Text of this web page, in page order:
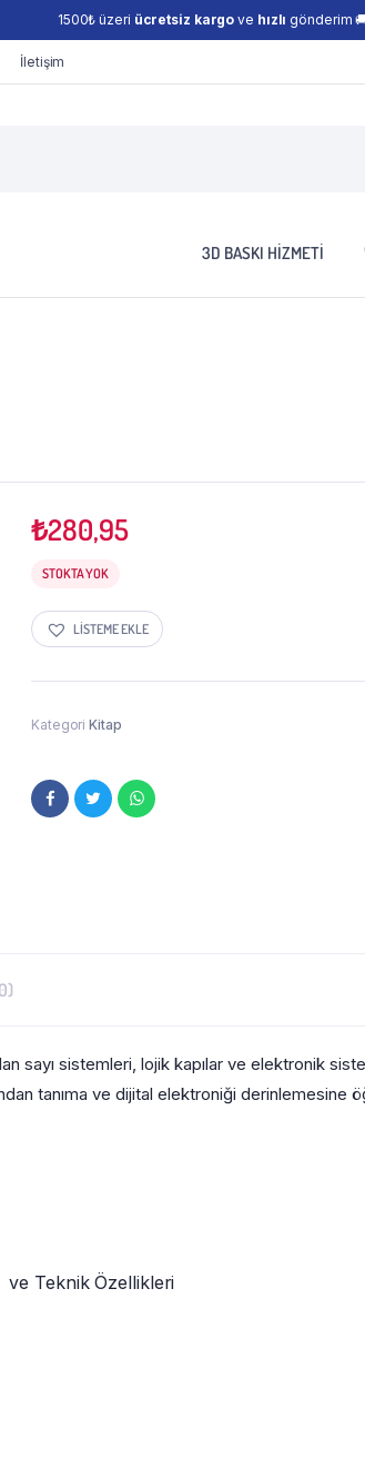
1500₺ üzeri ücretsiz kargo ve hızlı gönderim
İletişim
3D BASKI HIZMETI
₺280,95
STOKTA YOK
LISTEME EKLE
KategoriKitap
sayı sistemleri, lojik kapılar ve elektronik
tanıma ve dijital elektroniği derinlemesine
ve Teknik Özellikleri